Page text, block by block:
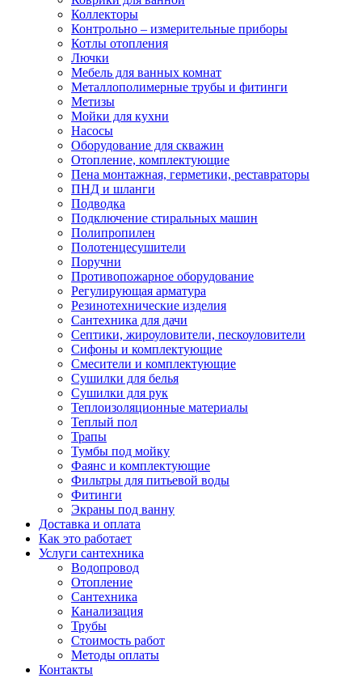
Коллекторы
Контрольно – измерительные приборы
Котлы отопления
Лючки
Мебель для ванных комнат
Металлополимерные трубы и фитинги
Метизы
Мойки для кухни
Насосы
Оборудование для скважин
Отопление, комплектующие
Пена монтажная, герметики, реставраторы
ПНД и шланги
Подводка
Подключение стиральных машин
Полипропилен
Полотенцесушители
Поручни
Противопожарное оборудование
Регулирующая арматура
Резинотехнические изделия
Сантехника для дачи
Септики, жироуловители, пескоуловители
Сифоны и комплектующие
Смесители и комплектующие
Сушилки для белья
Сушилки для рук
Теплоизоляционные материалы
Теплый пол
Трапы
Тумбы под мойку
Фаянс и комплектующие
Фильтры для питьевой воды
Фитинги
Экраны под ванну
Доставка и оплата
Как это работает
Услуги сантехника
Водопровод
Отопление
Сантехника
Канализация
Трубы
Стоимость работ
Методы оплаты
Контакты